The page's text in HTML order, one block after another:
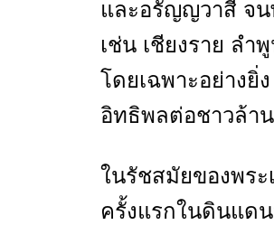
และอรัญญวาสี จน
เช่น เชียงราย ลำ
โดยเฉพาะอย่าง
อิทธิพลต่อชาวล้า
ในรัชสมัยของพระ
ครั้งแรกในดินแด